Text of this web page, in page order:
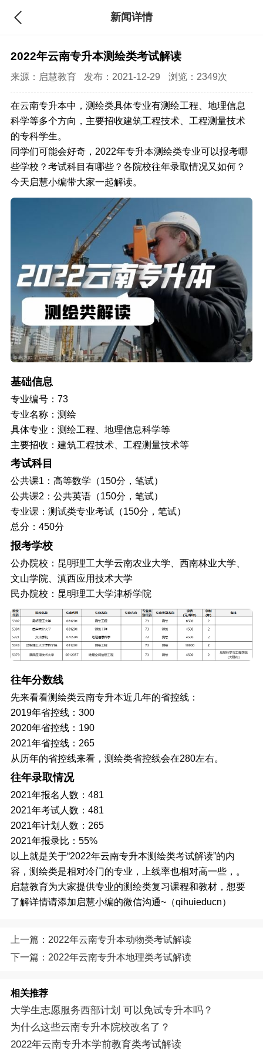
新闻详情
2022年云南专升本测绘类考试解读
来源： 启慧教育 发布：2021-12-29 浏览：2349次
在云南专升本中，测绘类具体专业有测绘工程、地理信息
科学等多个方向，主要招收建筑工程技术、工程测量技术
的专科学生。
同学们可能会好奇，2022年专升本测绘类专业可以报考哪
些学校？考试科目有哪些？各院校往年录取情况又如何？
今天启慧小编带大家一起解读。
基础信息
专业编号：73
专业名称：测绘
具体专业：测绘工程、地理信息科学等
主要招收：建筑工程技术、工程测量技术等
考试科目
公共课1：高等数学（150分，笔试）
公共课2：公共英语（150分，笔试）
专业课：测试类专业考试（150分，笔试）
总分：450分
报考学校
公办院校：昆明理工大学云南农业大学、西南林业大学、
文山学院、滇西应用技术大学
民办院校：昆明理工大学津桥学院
往年分数线
先来看看测绘类云南专升本近几年的省控线：
2019年省控线：300
2020年省控线：190
2021年省控线：265
从历年的省控线来看，测绘类省控线会在280左右。
往年录取情况
2021年报名人数：481
2021年考试人数：481
2021年计划人数：265
2021年报录比：55%
以上就是关于“2022年云南专升本测绘类考试解读”的内
容，测绘类是相对冷门的专业，上线率也相对高一些，。
启慧教育为大家提供专业的测绘类复习课程和教材，想要
了解详情请添加启慧小编的微信沟通~（qihuieducn）
上一篇：2022年云南专升本动物类考试解读
下一篇：2022年云南专升本地理类考试解读
相关推荐
大学生志愿服务西部计划 可以免试专升本吗？
为什么这些云南专升本院校改名了？
2022年云南专升本学前教育类考试解读